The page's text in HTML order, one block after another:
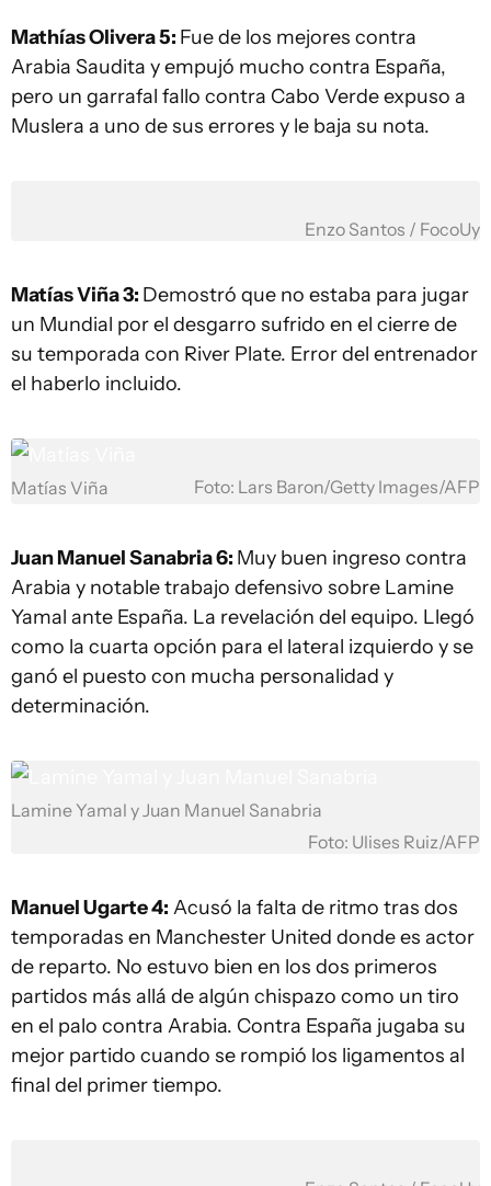
Mathías Olivera 5: Fue de los mejores contra
Arabia Saudita y empujó mucho contra España,
pero un garrafal fallo contra Cabo Verde expuso a
Muslera a uno de sus errores y le baja su nota.
Enzo Santos / FocoUy
Matías Viña 3: Demostró que no estaba para jugar
un Mundial por el desgarro sufrido en el cierre de
su temporada con River Plate. Error del entrenador
el haberlo incluido.
Matías Viña Foto: Lars Baron/Getty Images/AFP
Juan Manuel Sanabria 6: Muy buen ingreso contra
Arabia y notable trabajo defensivo sobre Lamine
Yamal ante España. La revelación del equipo. Llegó
como la cuarta opción para el lateral izquierdo y se
ganó el puesto con mucha personalidad y
determinación.
Lamine Yamal y Juan Manuel Sanabria
Foto: Ulises Ruiz/AFP
Manuel Ugarte 4: Acusó la falta de ritmo tras dos
temporadas en Manchester United donde es actor
de reparto. No estuvo bien en los dos primeros
partidos más allá de algún chispazo como un tiro
en el palo contra Arabia. Contra España jugaba su
mejor partido cuando se rompió los ligamentos al
final del primer tiempo.